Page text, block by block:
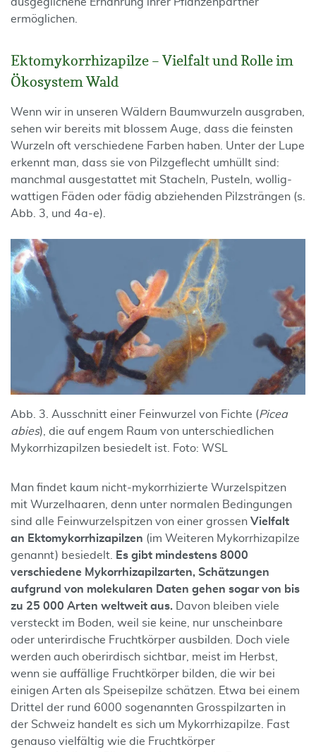
ermöglichen.
Ektomykorrhizapilze – Vielfalt und Rolle im
Ökosystem Wald
Wenn wir in unseren Wäldern Baumwurzeln ausgraben,
sehen wir bereits mit blossem Auge, dass die feinsten
Wurzeln oft verschiedene Farben haben. Unter der Lupe
erkennt man, dass sie von Pilzgeflecht umhüllt sind:
manchmal ausgestattet mit Stacheln, Pusteln, wollig-
wattigen Fäden oder fädig abziehenden Pilzsträngen (s.
Abb. 3, und 4a-e).
Abb. 3. Ausschnitt einer Feinwurzel von Fichte (Picea
abies), die auf engem Raum von unterschiedlichen
Mykorrhizapilzen besiedelt ist. Foto: WSL
Man findet kaum nicht-mykorrhizierte Wurzelspitzen
mit Wurzelhaaren, denn unter normalen Bedingungen
sind alle Feinwurzelspitzen von einer grossen Vielfalt
an Ektomykorrhizapilzen (im Weiteren Mykorrhizapilze
genannt) besiedelt.
Es gibt mindestens 8000
verschiedene Mykorrhizapilzarten, Schätzungen
aufgrund von molekularen Daten gehen sogar von bis
zu 25 000 Arten weltweit aus. Davon bleiben viele
versteckt im Boden, weil sie keine, nur unscheinbare
oder unterirdische Fruchtkörper ausbilden. Doch viele
werden auch oberirdisch sichtbar, meist im Herbst,
wenn sie auffällige Fruchtkörper bilden, die wir bei
einigen Arten als Speisepilze schätzen. Etwa bei einem
Drittel der rund 6000 sogenannten Grosspilzarten in
der Schweiz handelt es sich um Mykorrhizapilze. Fast
genauso vielfältig wie die Fruchtkörper